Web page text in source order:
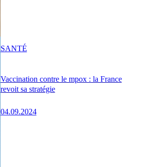
Vaccination contre le mpox : la France
revoit sa stratégie
04.09.2024
SANTÉ